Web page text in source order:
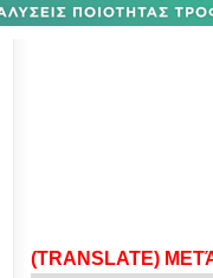
(TRANSLATE)